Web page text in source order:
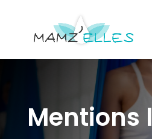
Mentions